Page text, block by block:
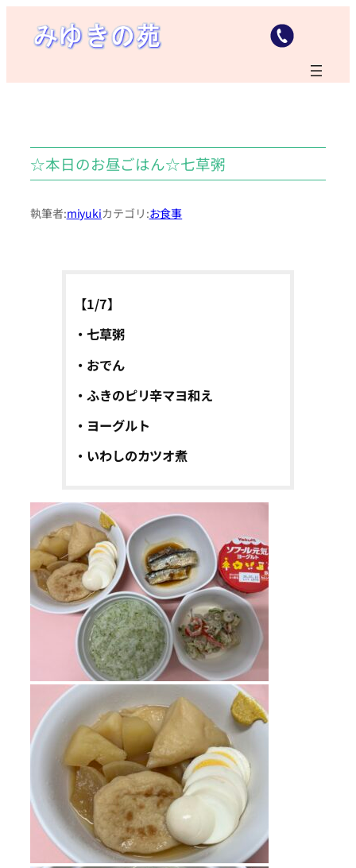
キ
☆本日のお昼ごはん☆七草粥
執筆者:miyukiカテゴリ:お食事
【1/7】
・七草粥
・おでん
・ふきのピリ辛マヨ和え
・ヨーグルト
・いわしのカツオ煮